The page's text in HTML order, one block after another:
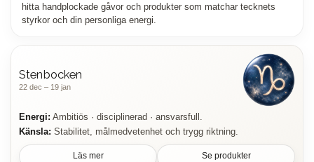
hitta handplockade gåvor och produkter som matchar tecknets
styrkor och din personliga energi.
Stenbocken
22 dec – 19 jan
Energi: Ambitiös · disciplinerad · ansvarsfull.
Känsla: Stabilitet, målmedvetenhet och trygg riktning.
Läs mer Se produkter